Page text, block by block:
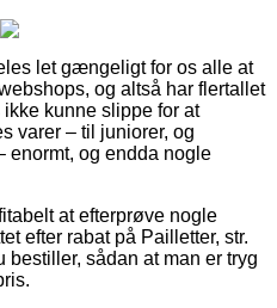
let gængeligt for os alle at
og altså har flertallet
kunne slippe for at
varer – til juniorer, og
enormt, og endda nogle
at efterprøve nogle
efter rabat på Pailletter, str.
bestiller, sådan at man er tryg